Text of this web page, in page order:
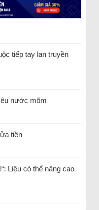
tiếp tay lan truyền
nước mõm
tiền
Liệu có thể nâng cao